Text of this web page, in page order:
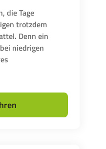
die Tage
trotzdem
Denn ein
niedrigen